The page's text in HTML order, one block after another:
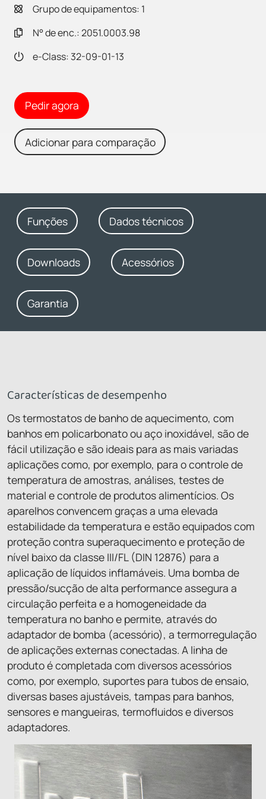
Grupo de equipamentos: 1
N° de enc.: 2051.0003.98
e-Class: 32-09-01-13
Pedir agora
Adicionar para comparação
Funções Dados técnicos
Downloads Acessórios
Garantia
Características de desempenho
Os termostatos de banho de aquecimento, com
banhos em policarbonato ou aço inoxidável, são de
fácil utilização e são ideais para as mais variadas
aplicações como, por exemplo, para o controle de
temperatura de amostras, análises, testes de
material e controle de produtos alimentícios. Os
aparelhos convencem graças a uma elevada
estabilidade da temperatura e estão equipados com
proteção contra superaquecimento e proteção de
nível baixo da classe III/FL (DIN 12876) para a
aplicação de líquidos inflamáveis. Uma bomba de
pressão/sucção de alta performance assegura a
circulação perfeita e a homogeneidade da
temperatura no banho e permite, através do
adaptador de bomba (acessório), a termorregulação
de aplicações externas conectadas. A linha de
produto é completada com diversos acessórios
como, por exemplo, suportes para tubos de ensaio,
diversas bases ajustáveis, tampas para banhos,
sensores e mangueiras, termofluidos e diversos
adaptadores.